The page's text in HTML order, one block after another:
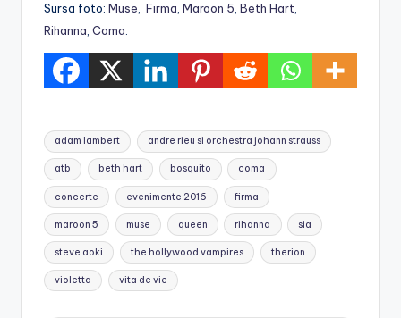
Sursa foto: Muse, Firma, Maroon 5, Beth Hart,
Rihanna, Coma.
Tags:
adam lambert andre rieu si orchestra johann strauss
atb beth hart bosquito coma
concerte evenimente 2016 firma
maroon 5 muse queen rihanna sia
steve aoki the hollywood vampires therion
violetta vita de vie